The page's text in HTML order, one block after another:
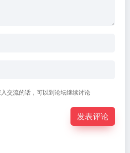
交流的话，可以到论坛继续讨论
发表评论